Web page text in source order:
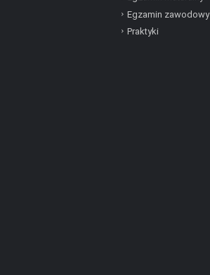
Egzamin zawodowy
Praktyki